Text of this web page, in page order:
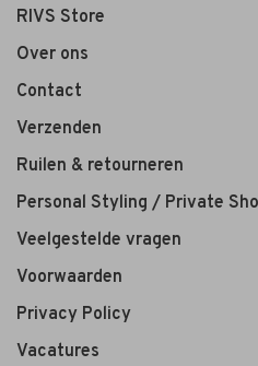
RIVS Store
Over ons
Contact
Verzenden
Ruilen & retourneren
Personal Styling / Private
Veelgestelde vragen
Voorwaarden
Privacy Policy
Vacatures